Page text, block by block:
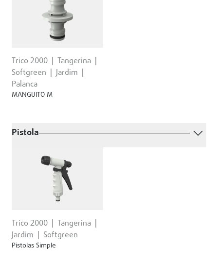
Trico 2000
Tangerina
Softgreen
Jardim
Palanca
MANGUITO M
Pistola
Trico 2000
Tangerina
Jardim
Softgreen
Pistolas Simple